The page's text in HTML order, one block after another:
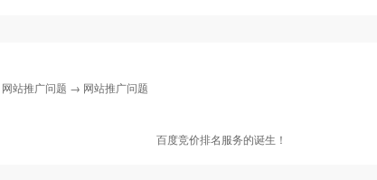
网站推广问题 → 网站推广问题
百度竞价排名服务的诞生！